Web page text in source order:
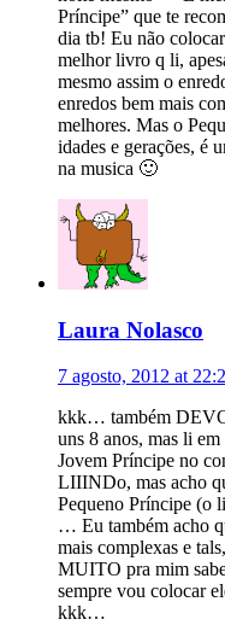
Príncipe” que te
dia tb! Eu não
melhor livro q li,
mesmo assim o
enredos bem mais
melhores. Mas o
idades e gerações, é
na musica 🙂
Laura Nolasco
7 agosto, 2012 at
kkk… também
uns 8 anos, mas li
Jovem Príncipe no
LIIINDo, mas acho
Pequeno Príncipe (o
… Eu também acho
mais complexas e
MUITO pra mim
sempre vou colocar
kkk…